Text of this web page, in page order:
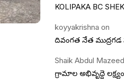
KOLIPAKA BC
koyyakrishna on
దివంగత నేత
Shaik Abdul Mazeed
గ్రామాల అభివృద్దె